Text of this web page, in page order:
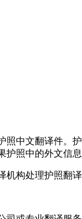
中文翻译件
照中的外文信
构处理护照翻